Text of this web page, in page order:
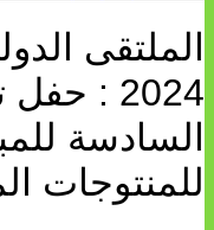
الملتقى
2024 :
السادسة
للمنتوجات